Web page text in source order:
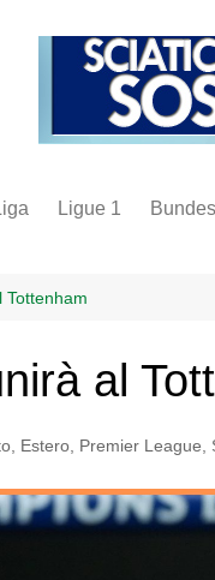
Ligue 1
Tottenham
al
Estero Premier League